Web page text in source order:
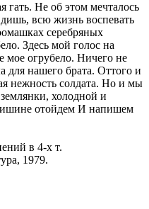
гать. Не об этом мечталось
всю жизнь воспевать
серебряных
Здесь мой голос на
мое огрубело. Ничего не
для нашего брата. Оттого и
нежность солдата. Но и мы
холодной и
отойдем И напишем
в 4-х т.
1979.